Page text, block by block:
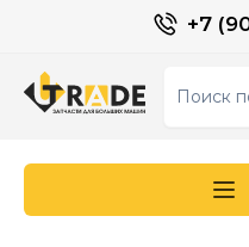
+7